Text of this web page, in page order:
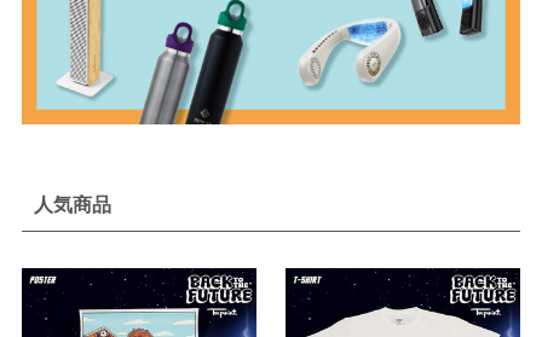
人気商品